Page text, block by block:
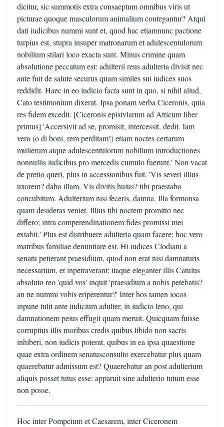
dicitur, sic summotis extra consaeptum omnibus viris ut
picturae quoque masculorum animalium contegantur? Atqui
dati iudicibus nummi sunt et, quod hac etiamnunc pactione
turpius est, stupra insuper matronarum et adulescentulorum
nobilium stilari loco exacta sunt. Minus crimine quam
absolutione peccatum est: adulterii reus adulteria divisit nec
ante fuit de salute securus quam similes sui iudices suos
reddidit. Haec in eo iudicio facta sunt in quo, si nihil aliud,
Cato testimonium dixerat. Ipsa ponam verba Ciceronis, quia
res fidem excedit. [Ciceronis epistvlarum ad Atticum liber
primus] 'Accersivit ad se, promisit, intercessit, dedit. Iam
vero (o di boni, rem perditam!) etiam noctes certarum
mulierum atque adulescentulorum nobilium introductiones
nonnullis iudicibus pro mercedis cumulo fuerunt.' Non vacat
de pretio queri, plus in accessionibus fuit. 'Vis severi illius
uxorem? dabo illam. Vis divitis huius? tibi praestabo
concubitum. Adulterium nisi feceris, damna. Illa formonsa
quam desideras veniet. Illius tibi noctem promitto nec
differo; intra comperendinationem fides promissi mei
extabit.' Plus est distribuere adulteria quam facere; hoc vero
matribus familiae denuntiare est. Hi iudices Clodiani a
senatu petierant praesidium, quod non erat nisi damnaturis
necessarium, et inpetraverant; itaque eleganter illis Catulus
absoluto reo 'quid vos' inquit 'praesidium a nobis petebatis?
an ne nummi vobis eriperentur?' Inter hos tamen iocos
inpune tulit ante iudicium adulter, in iudicio leno, qui
damnationem peius effugit quam meruit. Quicquam fuisse
corruptius illis moribus credis quibus libido non sacris
inhiberi, non iudicis poterat, quibus in ea ipsa quaestione
quae extra ordinem senatusconsulto exercebatur plus quam
quaerebatur admissum est? Quaerebatur an post adulterium
aliquis posset tutus esse: apparuit sine adulterio tutum esse
non posse.
Hoc inter Pompeium et Caesarem, inter Ciceronem